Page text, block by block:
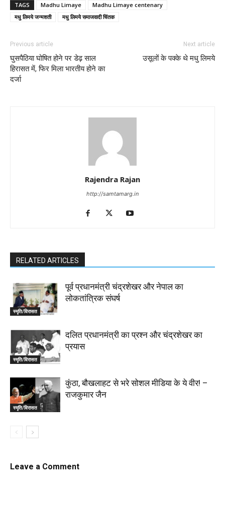
TAGS Madhu Limaye
Madhu Limaye centenary
मधु लिमये जन्मशती
मधु लिमये समाजवादी चिंतक
Previous article
घुसपैठिया घोषित होने पर डेढ़ साल
हिरासत में, फिर मिला भारतीय होने का
दर्जा
Next article
उसूलों के पक्के थे मधु लिमये
Rajendra Rajan
http://samtamarg.in
RELATED ARTICLES
स्मृति/विरासत
पूर्व प्रधानमंत्री चंद्रशेखर और नेपाल का
लोकतांत्रिक संघर्ष
स्मृति/विरासत
दलित प्रधानमंत्री का प्रश्न और चंद्रशेखर का
प्रयास
स्मृति/विरासत
कुंठा, बौखलाहट से भरे सोशल मीडिया के ये वीर! –
राजकुमार जैन
Leave a Comment